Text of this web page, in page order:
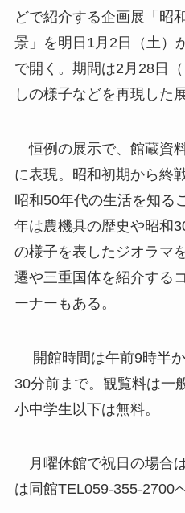
どで紹介する企画展「
景」を明日1月2日（土）
で開く。期間は2月28日
しの様子などを再現した
恒例の展示で、館蔵資
に表現。昭和初期から終
昭和50年代の生活を知る
年は農機具の歴史や昭和
の様子を表したジオラマ
遷や三重国体を紹介する
ーナーもある。
開館時間は午前9時半
30分前まで。観覧料は一
小中学生以下は無料。
月曜休館で祝日の場合
は同館TEL059-355-2700へ